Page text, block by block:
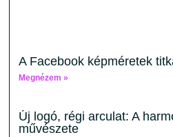
A Facebook képméretek
Megnézem »
Új logó, régi arculat: A
művészete